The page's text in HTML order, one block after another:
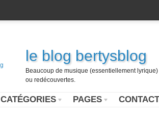
le blog bertysblog
Beaucoup de musique (essentiellement
ou redécouvertes.
CATÉGORIES PAGES CONTACT